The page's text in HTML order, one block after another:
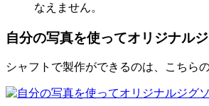
なえません。
自分の写真を使ってオリジナル
シャフトで製作ができるのは、こちら